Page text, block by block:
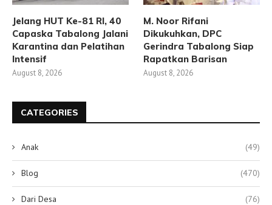
Jelang HUT Ke-81 RI, 40
Capaska Tabalong Jalani
Karantina dan Pelatihan
Intensif
August 8, 2026
M. Noor Rifani
Dikukuhkan, DPC
Gerindra Tabalong Siap
Rapatkan Barisan
August 8, 2026
CATEGORIES
Anak (49)
Blog (470)
Dari Desa (76)